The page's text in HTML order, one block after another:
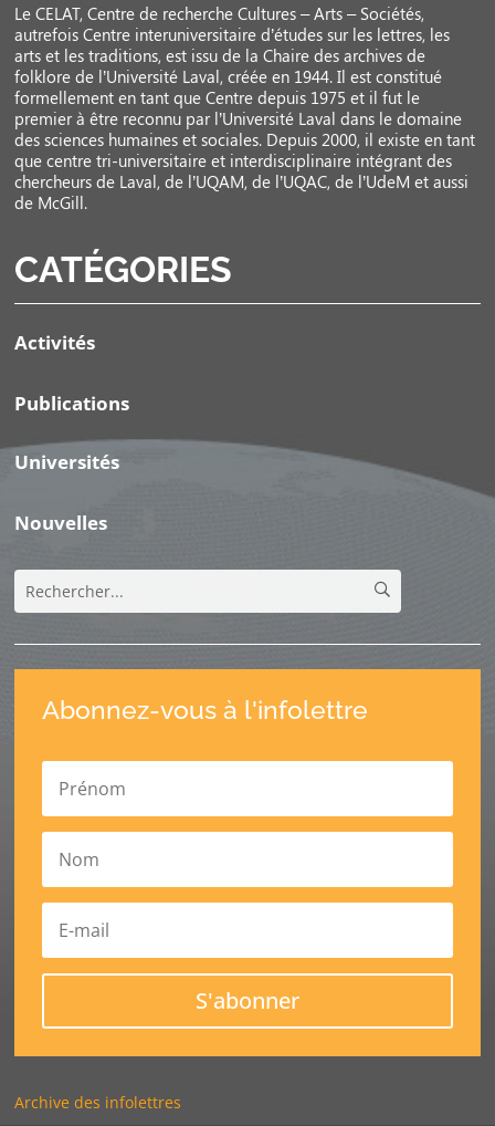
Le CELAT, Centre de recherche Cultures – Arts – Sociétés,
autrefois Centre interuniversitaire d’études sur les lettres, les
arts et les traditions, est issu de la Chaire des archives de
folklore de l’Université Laval, créée en 1944. Il est constitué
formellement en tant que Centre depuis 1975 et il fut le
premier à être reconnu par l’Université Laval dans le domaine
des sciences humaines et sociales. Depuis 2000, il existe en tant
que centre tri-universitaire et interdisciplinaire intégrant des
chercheurs de Laval, de l’UQAM, de l’UQAC, de l’UdeM et aussi
de McGill.
CATÉGORIES
Activités
Publications
Universités
Nouvelles
Abonnez-vous à l'infolettre
S'abonner
Archive des infolettres